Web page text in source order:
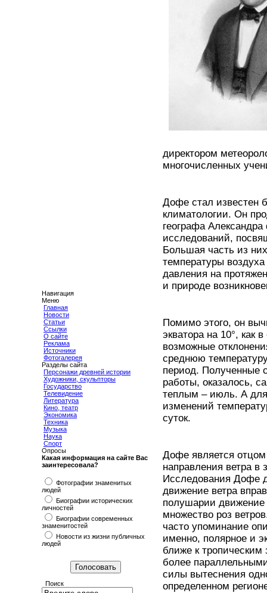
Навигация
Меню
Главная
Новости
Статьи
Ссылки
О сайте
Реклама
Источники
Фотогалерея
Разделы сайта
Персонажи древней истории
Художники, скульпторы
Государство
Телевидение
Литература
Кино, театр
Экономика
Техника
Музыка
Наука
Спорт
Опросы
Какая информация на сайте Вас
заинтересовала?
Фотографии знаменитых
людей
Биографии исторических
личностей
Биографии современных
знаменитостей
Новости из жизни публичных
людей
Поиск
директором
многочисленных
Дофе стал известен
климатологии. Он
географа
исследований,
Большая часть из
температуры
давления на
и природе
Помимо этого, он
экватора на 10°, как
возможные
среднюю
период. Полученные
работы, оказалось,
теплым – июль. А для
изменений
суток.
Дофе является
направления ветра
Исследования Дофе
движение ветра
полушарии движение
множество роз
часто упоминание
именно, полярное и
ближе к тропическим
более
силы вытеснения
определенном